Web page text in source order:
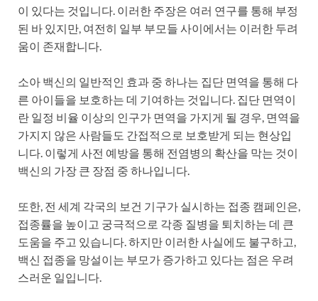
이 있다는 것입니다. 이러한 주장은 여러 연구를 통해 부정
된 바 있지만, 여전히 일부 부모들 사이에서는 이러한 두려
움이 존재합니다.
소아 백신의 일반적인 효과 중 하나는 집단 면역을 통해 다
른 아이들을 보호하는 데 기여하는 것입니다. 집단 면역이
란 일정 비율 이상의 인구가 면역을 가지게 될 경우, 면역을
가지지 않은 사람들도 간접적으로 보호받게 되는 현상입
니다. 이렇게 사전 예방을 통해 전염병의 확산을 막는 것이
백신의 가장 큰 장점 중 하나입니다.
또한, 전 세계 각국의 보건 기구가 실시하는 접종 캠페인은,
접종률을 높이고 궁극적으로 각종 질병을 퇴치하는 데 큰
도움을 주고 있습니다. 하지만 이러한 사실에도 불구하고,
백신 접종을 망설이는 부모가 증가하고 있다는 점은 우려
스러운 일입니다.